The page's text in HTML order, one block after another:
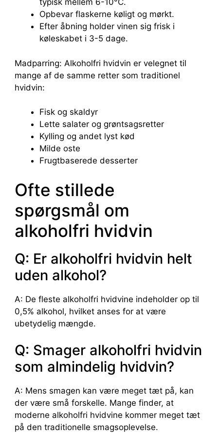
typisk mellem 6-10°C.
Opbevar flaskerne køligt og mørkt.
Efter åbning holder vinen sig frisk i
køleskabet i 3-5 dage.
Madparring: Alkoholfri hvidvin er velegnet til
mange af de samme retter som traditionel
hvidvin:
Fisk og skaldyr
Lette salater og grøntsagsretter
Kylling og andet lyst kød
Milde oste
Frugtbaserede desserter
Ofte stillede
spørgsmål om
alkoholfri hvidvin
Q: Er alkoholfri hvidvin helt
uden alkohol?
A: De fleste alkoholfri hvidvine indeholder op til
0,5% alkohol, hvilket anses for at være
ubetydelig mængde.
Q: Smager alkoholfri hvidvin
som almindelig hvidvin?
A: Mens smagen kan være meget tæt på, kan
der være små forskelle. Mange finder, at
moderne alkoholfri hvidvine kommer meget tæt
på den traditionelle smagsoplevelse.